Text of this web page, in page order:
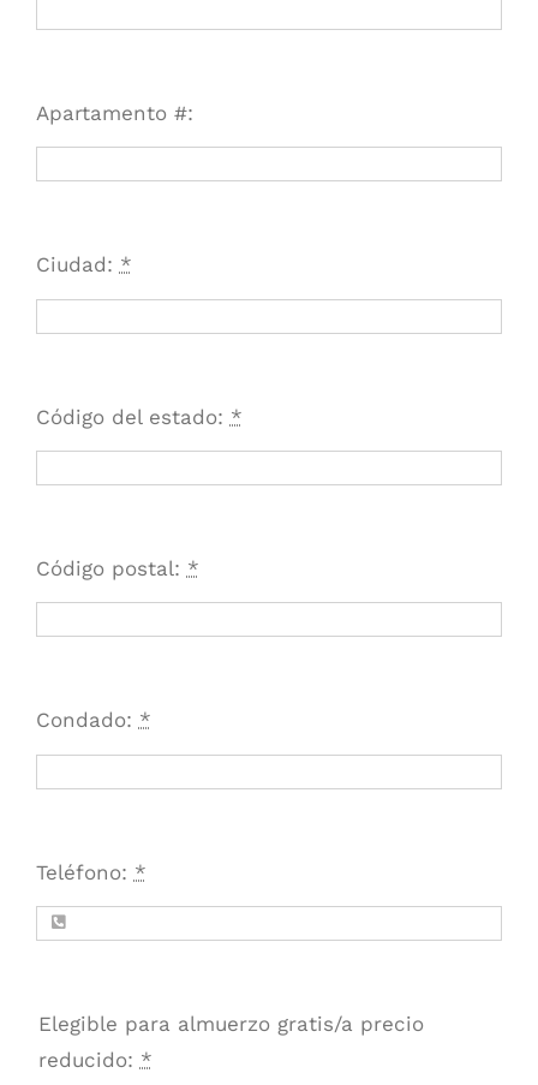
Apartamento #:
Ciudad: *
Código del estado: *
Código postal: *
Condado: *
Teléfono: *
Elegible para almuerzo gratis/a precio
reducido: *